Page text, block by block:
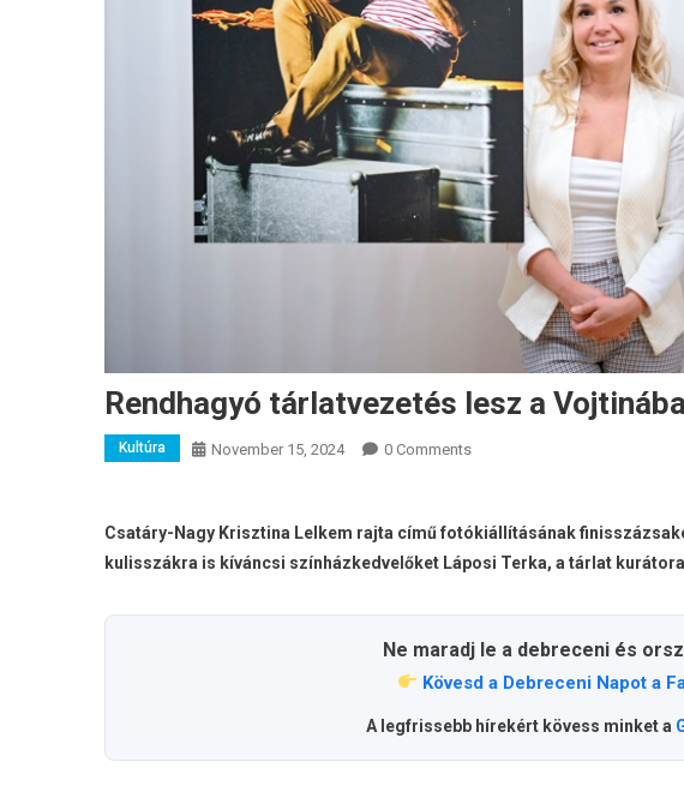
Rendhagyó tárlatvezetés lesz a
Kultúra November 15, 2024 0 Comments
Csatáry-Nagy Krisztina Lelkem rajta című fotókiállításának
kulisszákra is kíváncsi színházkedvelőket Láposi Terka, a tárlat
Ne maradj le a debreceni és
Kövesd a Debreceni Napot a
A legfrissebb hírekért kövess minket a